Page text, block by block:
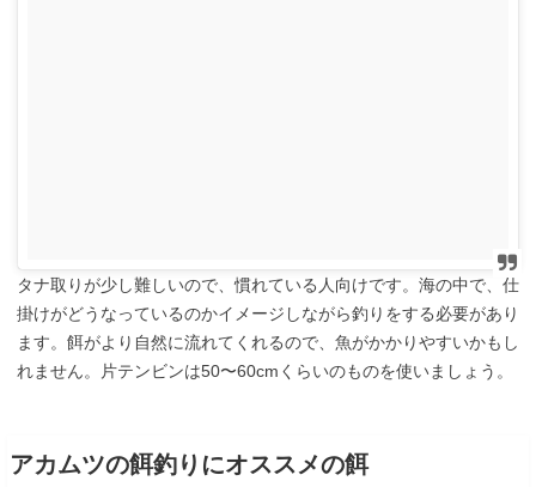
タナ取りが少し難しいので、慣れている人向けです。海の中で、仕
掛けがどうなっているのかイメージしながら釣りをする必要があり
ます。餌がより自然に流れてくれるので、魚がかかりやすいかもし
れません。片テンビンは50〜60cmくらいのものを使いましょう。
アカムツの餌釣りにオススメの餌